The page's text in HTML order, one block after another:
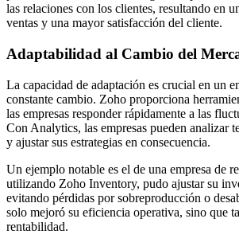
las relaciones con los clientes, resultando en
ventas y una mayor satisfacción del cliente.
Adaptabilidad al Cambio del
La capacidad de adaptación es crucial en un
constante cambio. Zoho proporciona
las empresas responder rápidamente a las
Con Analytics, las empresas pueden analizar
y ajustar sus estrategias en consecuencia.
Un ejemplo notable es el de una empresa de
utilizando Zoho Inventory, pudo ajustar su
evitando pérdidas por sobreproducción o
solo mejoró su eficiencia operativa, sino que
rentabilidad.